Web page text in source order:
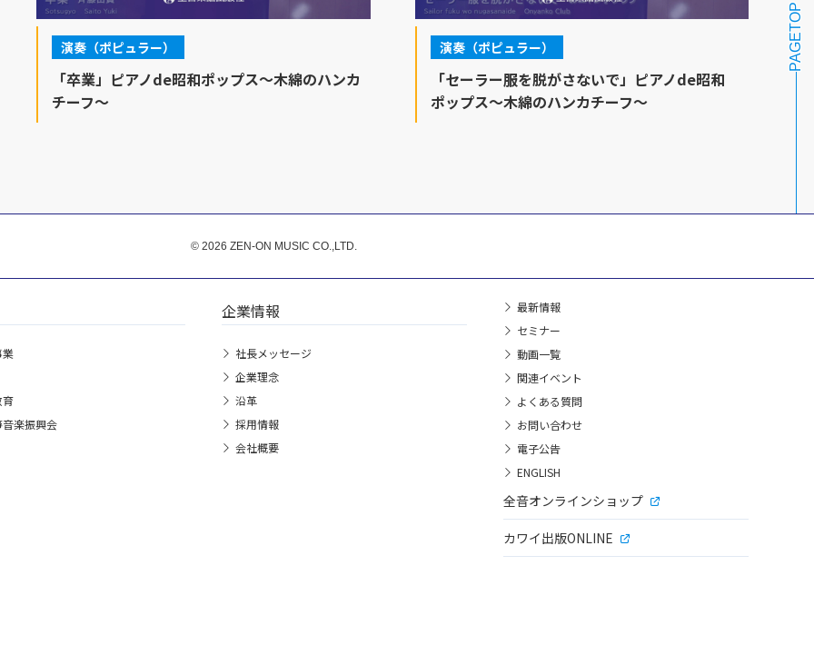
演奏（ポピュラー）
「卒業」ピアノde昭和ポップス～木綿のハンカ
チーフ～
演奏（ポピュラー）
「セーラー服を脱がさないで」ピアノde昭和
ポップス～木綿のハンカチーフ～
PAGETOP
© 2026 ZEN-ON MUSIC CO.,LTD.
業
育
楽振興会
企業情報
社長メッセージ
企業理念
沿革
採用情報
会社概要
最新情報
セミナー
動画一覧
関連イベント
よくある質問
お問い合わせ
電子公告
ENGLISH
全音オンラインショップ
カワイ出版ONLINE